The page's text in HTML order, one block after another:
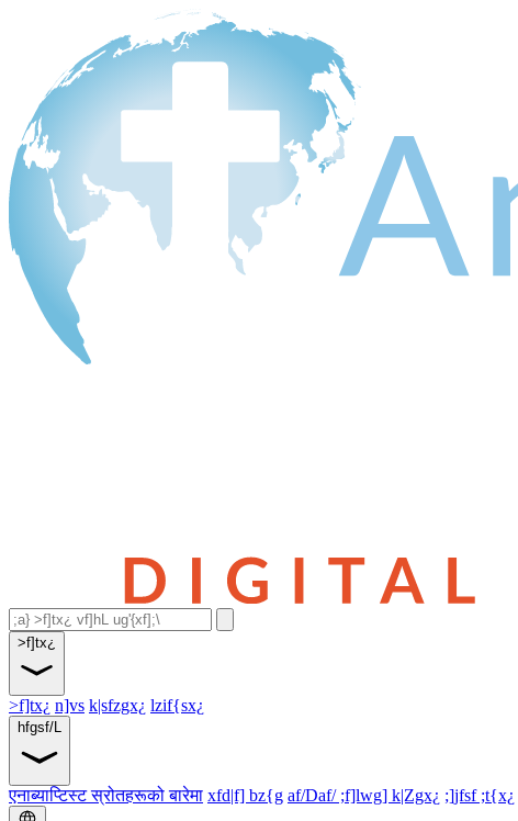
>f]tx¿
>f]tx¿ n]vs k|sfzgx¿ lzif{sx¿
hfgsf/L
एनाब्याप्टिस्ट स्रोतहरूको बारेमा xfd|f] bz{g af/Daf/ ;f]lwg] k|Zgx¿ ;]jfsf ;t{x¿